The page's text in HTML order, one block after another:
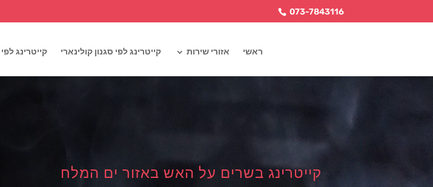
073-7843116
ראשי אזורי שירות קייטרינג לפי סגנון קולינארי קייטרינג
קייטרינג בשרים על האש באזור ים המלח